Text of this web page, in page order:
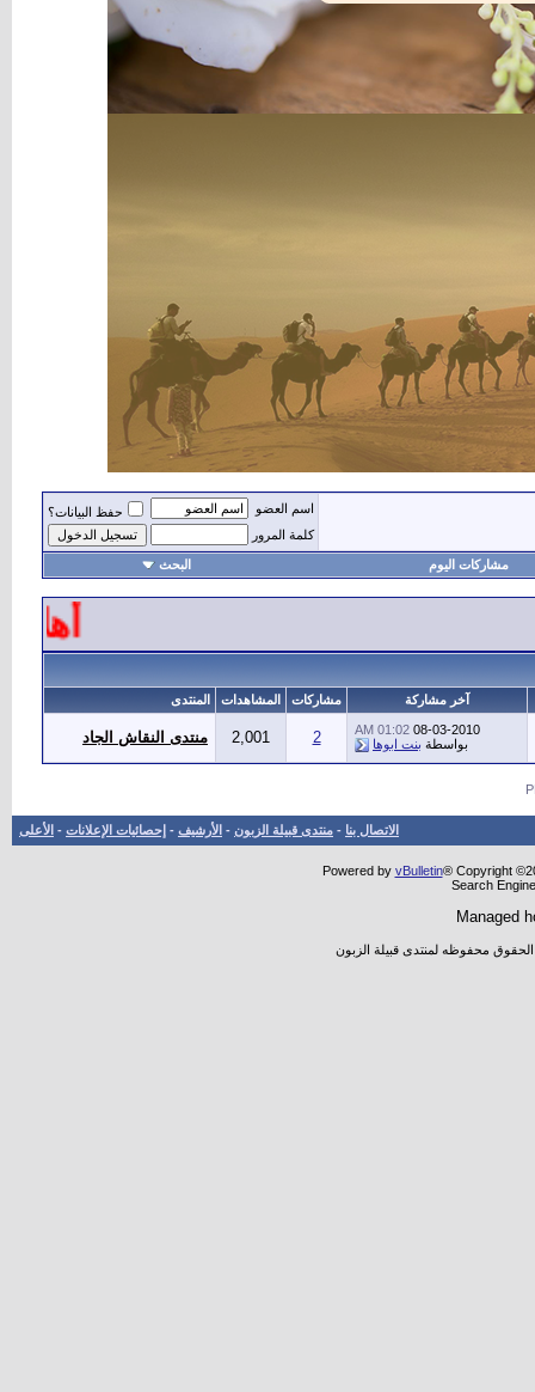
اسم العضو
حفظ البيانات؟
كلمة المرور
مشاركات اليوم البحث
أهلاً
آخر مشاركة مشاركات المشاهدات المنتدى
08-03-2010
01:02 AM
بواسطة بنت ابوها 2
2,001 منتدى النقاش الجاد
الاتصال بنا - منتدى قبيلة الزبون - الأرشيف - إحصائيات الإعلانات - الأعلى
Powered by vBulletin® Copyright
Search
Managed
الحقوق محفوظه لمنتدى قبيلة الزبون